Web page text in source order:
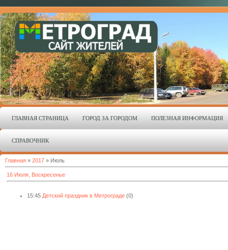
ГЛАВНАЯ СТРАНИЦА ГОРОД ЗА ГОРОДОМ ПОЛЕЗНАЯ ИНФОРМАЦИЯ
СПРАВОЧНИК
Главная » 2017 » Июль
16 Июля, Воскресенье
15:45 Детский праздник в Метрограде (0)